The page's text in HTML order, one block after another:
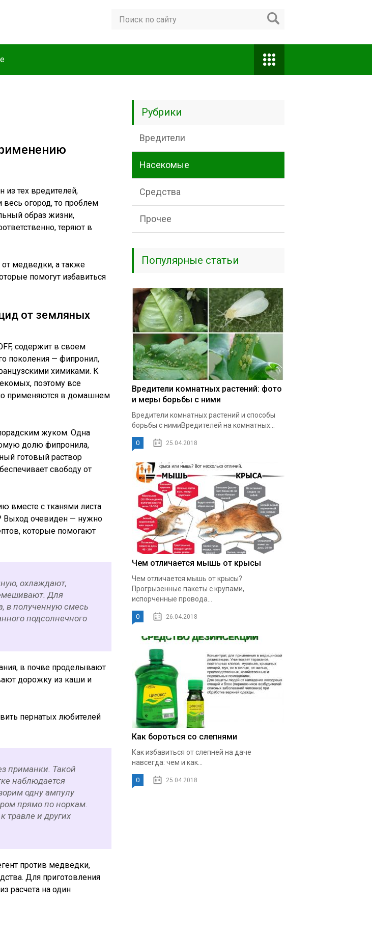
тех вредителей,
весь огород, то проблем
образ жизни,
теряют в
от медведки, а также
помогут избавиться
от земляных
содержит в своем
поколения — фипронил,
химиками. К
поэтому все
применяются в домашнем
жуком. Одна
долю фипронила,
готовый раствор
свободу от
вместе с тканями листа
Выход очевиден — нужно
которые помогают
охлаждают,
Для
в полученную смесь
подсолнечного
в почве проделывают
дорожку из каши и
пернатых любителей
приманки. Такой
наблюдается
одну ампулу
прямо по норкам.
травле и других
против медведки,
Для приготовления
расчета на один
Рубрики
Вредители
Насекомые
Средства
Прочее
Популярные статьи
Вредители комнатных растений: фото
и меры борьбы с ними
Вредители комнатных растений и способы
борьбы с нимиВредителей на комнатных...
0 25.04.2018
Чем отличается мышь от крысы
Чем отличается мышь от крысы?
Прогрызенные пакеты с крупами,
испорченные провода...
0 26.04.2018
Как бороться со слепнями
Как избавиться от слепней на даче
навсегда: чем и как...
0 25.04.2018